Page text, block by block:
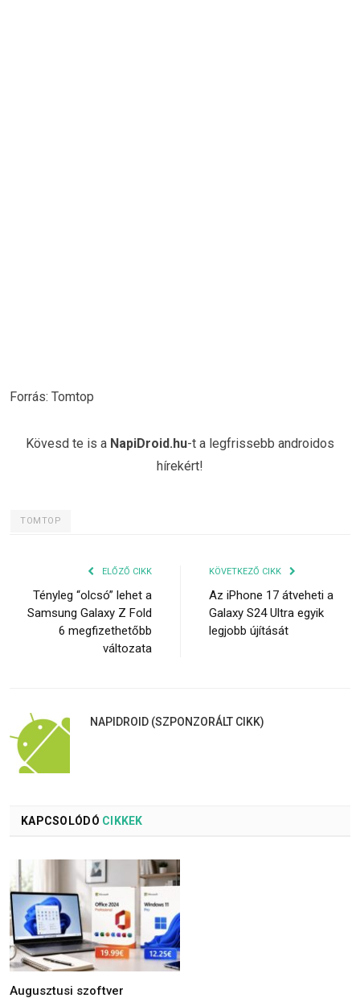
Forrás: Tomtop
Kövesd te is a NapiDroid.hu-t a legfrissebb androidos
hírekért!
TOMTOP
ELŐZŐ CIKK
Tényleg “olcsó” lehet a
Samsung Galaxy Z Fold
6 megfizethetőbb
változata
KÖVETKEZŐ CIKK
Az iPhone 17 átveheti a
Galaxy S24 Ultra egyik
legjobb újítását
NAPIDROID (SZPONZORÁLT CIKK)
KAPCSOLÓDÓ CIKKEK
Augusztusi szoftver